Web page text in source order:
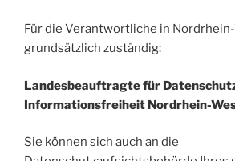
Für die Verantwortliche in
grundsätzlich zuständig:
Landesbeauftragte für
Informationsfreiheit Nordrhein-
Sie können sich auch an die